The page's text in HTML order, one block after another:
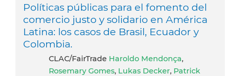
Políticas públicas para el fomento del
comercio justo y solidario en América
Latina: los casos de Brasil, Ecuador y
Colombia.
CLAC/FairTrade Haroldo Mendonça,
Rosemary Gomes, Lukas Decker, Patrick